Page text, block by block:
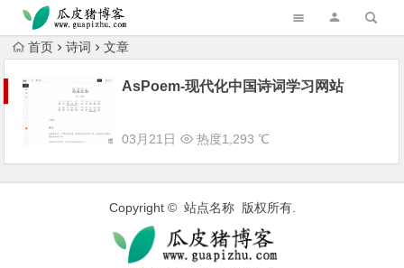
跳转到主内容
首页 诗词 文章
AsPoem-现代化中国诗词学习网站
03月21日 热度1,293 ℃
Copyright © 站点名称 版权所有.